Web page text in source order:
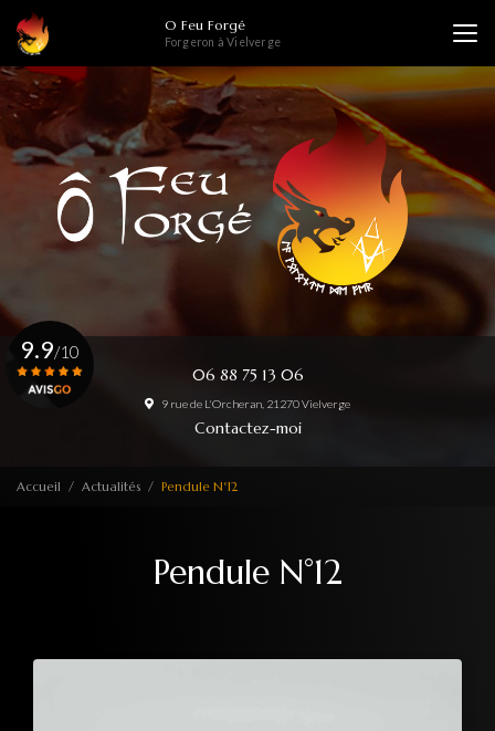
contenu
principal
O Feu Forgé
Forgeron à Vielverge
06 88 75 13 06
9 rue de L'Orcheran, 21270 Vielverge
Contactez-moi
9.9/10
Accueil Actualités Pendule N°12
Pendule N°12